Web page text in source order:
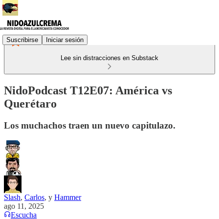
Suscribirse Iniciar sesión
Lee sin distracciones en Substack
NidoPodcast T12E07: América vs
Querétaro
Los muchachos traen un nuevo capitulazo.
Slash, Carlos, y Hammer
ago 11, 2025
Escucha